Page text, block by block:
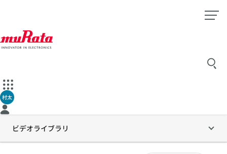
村太
ビデオライブラリ